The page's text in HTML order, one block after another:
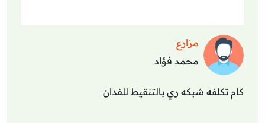
مزارع
محمد فؤاد
كام تكلفه شبكه ري بالتنقيط للفدان